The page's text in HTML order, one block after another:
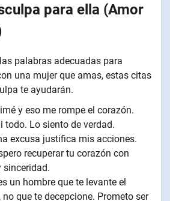
para ella (Amor
palabras adecuadas para
una mujer que amas, estas citas
te ayudarán.
y eso me rompe el corazón.
todo. Lo siento de verdad.
excusa justifica mis acciones.
recuperar tu corazón con
sinceridad.
un hombre que te levante el
no que te decepcione. Prometo ser